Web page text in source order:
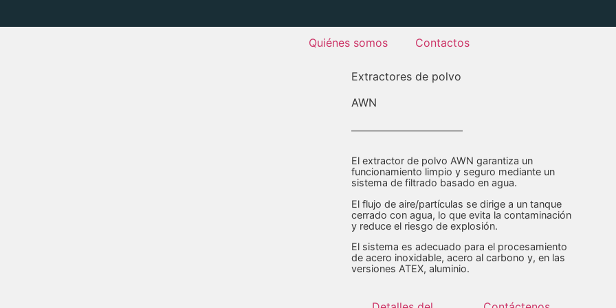
Quiénes somos Contactos
Extractores de polvo
AWN
El extractor de polvo AWN garantiza un
funcionamiento limpio y seguro mediante un
sistema de filtrado basado en agua.
El flujo de aire/partículas se dirige a un tanque
cerrado con agua, lo que evita la contaminación
y reduce el riesgo de explosión.
El sistema es adecuado para el procesamiento
de acero inoxidable, acero al carbono y, en las
versiones ATEX, aluminio.